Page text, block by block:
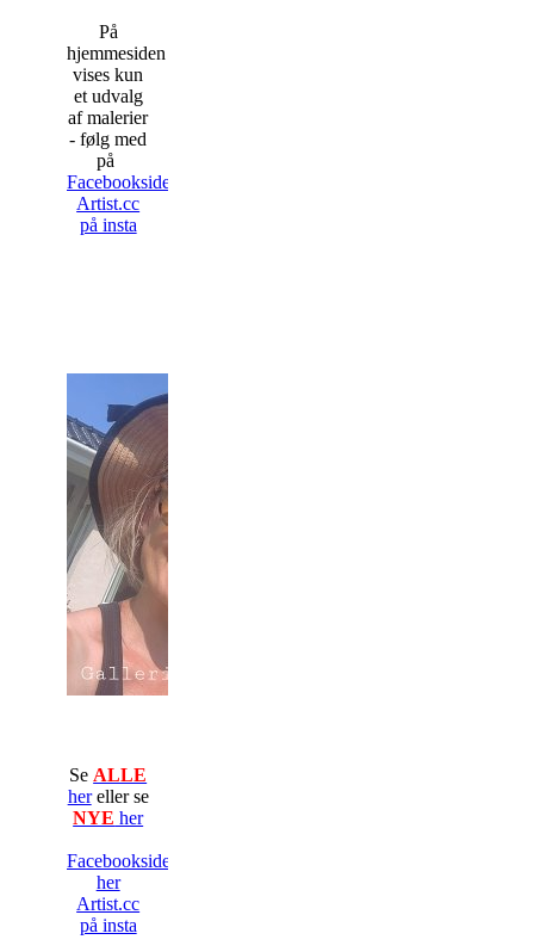
På
hjemmesiden
vises kun
et udvalg
af malerier
- følg med
på
Facebooksiden
Artist.cc
på insta
Se ALLE
hereller se
NYE her
Facebooksiden
her
Artist.cc
på insta